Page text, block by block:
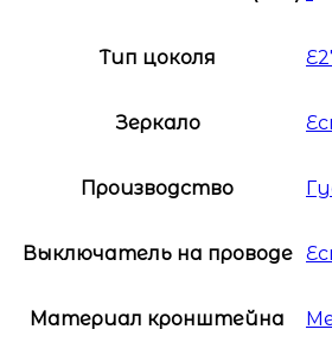
Тип цоколя
Зеркало
Производство
Выключатель на проводе
Материал кронштейна